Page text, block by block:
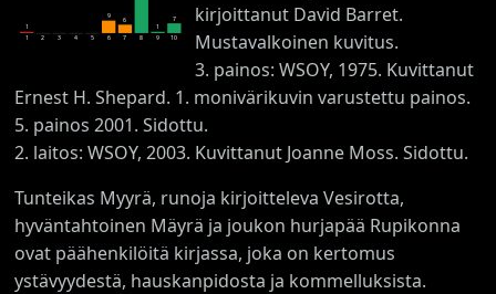
1
1
2 3 4 5
9
6
6
7 8
1
9
7
10
kirjoittanut David Barret.
Mustavalkoinen kuvitus.
3. painos: WSOY, 1975. Kuvittanut
Ernest H. Shepard. 1. monivärikuvin varustettu painos.
5. painos 2001. Sidottu.
2. laitos: WSOY, 2003. Kuvittanut Joanne Moss. Sidottu.
Tunteikas Myyrä, runoja kirjoitteleva Vesirotta,
hyväntahtoinen Mäyrä ja joukon hurjapää Rupikonna
ovat päähenkilöitä kirjassa, joka on kertomus
ystävyydestä, hauskanpidosta ja kommelluksista.